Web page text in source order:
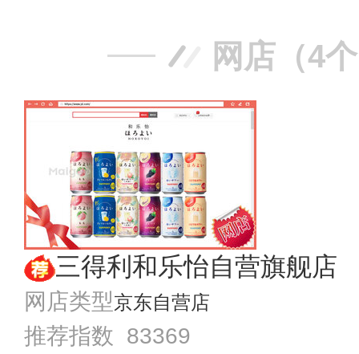
网店（4
三得利和乐怡自营旗舰店
网店类型京东自营店
推荐指数 83369